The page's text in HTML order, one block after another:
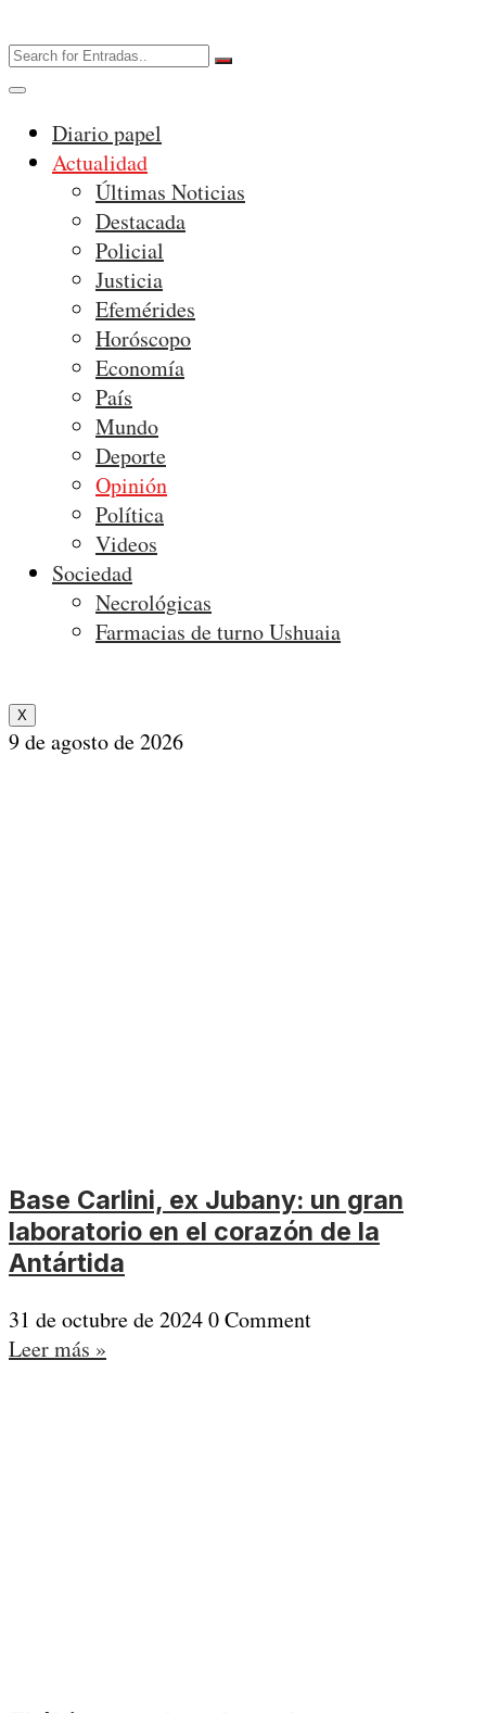
Diario papel
Actualidad
Últimas Noticias
Destacada
Policial
Justicia
Efemérides
Horóscopo
Economía
País
Mundo
Deporte
Opinión
Política
Videos
Sociedad
Necrológicas
Farmacias de turno Ushuaia
X
9 de agosto de 2026
Base Carlini, ex Jubany: un gran
laboratorio en el corazón de la
Antártida
31 de octubre de 20240 Comment
Leer más »